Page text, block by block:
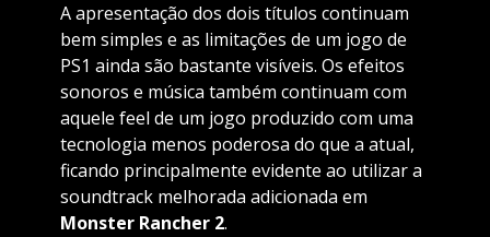
A apresentação dos dois títulos continuam
bem simples e as limitações de um jogo de
PS1 ainda são bastante visíveis. Os efeitos
sonoros e música também continuam com
aquele feel de um jogo produzido com uma
tecnologia menos poderosa do que a atual,
ficando principalmente evidente ao utilizar a
soundtrack melhorada adicionada em
Monster Rancher 2.